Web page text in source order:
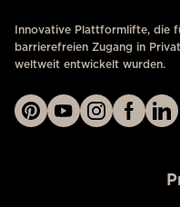
Innovative Plattformlifte, die
barrierefreien Zugang in
weltweit entwickelt wurden.